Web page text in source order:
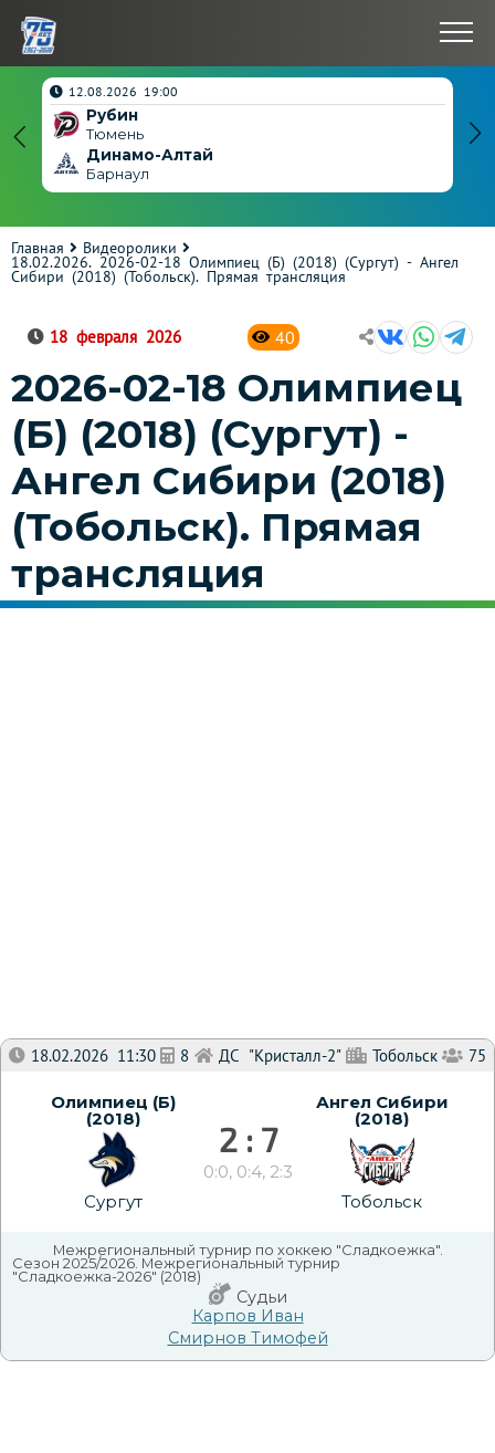
4
12.08.2026 19:00
Рубин
Тюмень
Динамо-Алтай
Барнаул
Главная
Видеоролики
18.02.2026. 2026-02-18 Олимпиец (Б) (2018) (Сургут) - Ангел
Сибири (2018) (Тобольск). Прямая трансляция
18 февраля 2026 40
2026-02-18 Олимпиец
(Б) (2018) (Сургут) -
Ангел Сибири (2018)
(Тобольск). Прямая
трансляция
18.02.2026 11:30 8 ДС "Кристалл-2" Тобольск 75
Олимпиец (Б)
(2018)
Сургут
2 : 7
0:0, 0:4, 2:3
Ангел Сибири
(2018)
Тобольск
Межрегиональный турнир по хоккею "Сладкоежка".
Сезон 2025/2026. Межрегиональный турнир
"Сладкоежка-2026" (2018)
Судьи
Карпов Иван
Смирнов Тимофей